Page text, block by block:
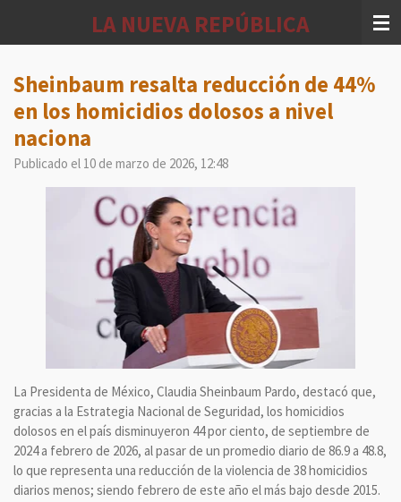
principal
LA NUEVA REPÚBLICA
Sheinbaum resalta reducción de 44%
en los homicidios dolosos a nivel
naciona
Publicado el 10 de marzo de 2026, 12:48
La Presidenta de México, Claudia Sheinbaum Pardo, destacó que,
gracias a la Estrategia Nacional de Seguridad, los homicidios
dolosos en el país disminuyeron 44 por ciento, de septiembre de
2024 a febrero de 2026, al pasar de un promedio diario de 86.9 a 48.8,
lo que representa una reducción de la violencia de 38 homicidios
diarios menos; siendo febrero de este año el más bajo desde 2015.